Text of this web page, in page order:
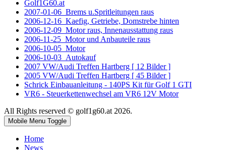
Golf1G60.at
2007-01-06_Brems u.Spritleitungen raus
2006-12-16_Kaefig, Getriebe, Domstrebe hinten
2006-12-09_Motor raus, Innenausstattung raus
2006-11-25_Motor und Anbauteile raus
2006-10-05_Motor
2006-10-03_Autokauf
2007 VW/Audi Treffen Hartberg [ 12 Bilder ]
2005 VW/Audi Treffen Hartberg [ 45 Bilder ]
Schrick Einbauanleitung - 140PS Kit für Golf 1 GTI
VR6 - Steuerkettenwechsel am VR6 12V Motor
All Rights reserved © golf1g60.at 2026.
Mobile Menu Toggle
Home
News